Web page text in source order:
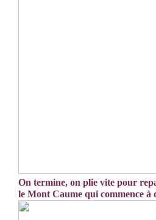
On termine, on plie vite pour
le Mont Caume qui commence à